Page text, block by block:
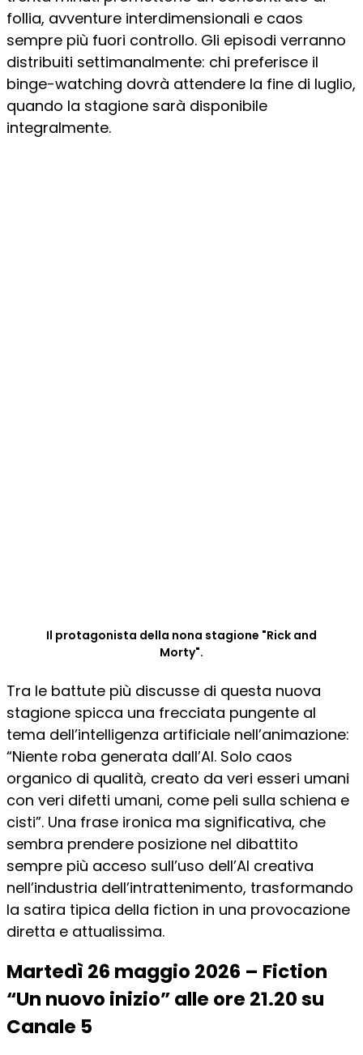
follia, avventure interdimensionali e caos
sempre più fuori controllo. Gli episodi verranno
distribuiti settimanalmente: chi preferisce il
binge-watching dovrà attendere la fine di luglio,
quando la stagione sarà disponibile
integralmente.
Il protagonista della nona stagione "Rick and
Morty".
Tra le battute più discusse di questa nuova
stagione spicca una frecciata pungente al
tema dell’intelligenza artificiale nell’animazione:
“Niente roba generata dall’AI. Solo caos
organico di qualità, creato da veri esseri umani
con veri difetti umani, come peli sulla schiena e
cisti”. Una frase ironica ma significativa, che
sembra prendere posizione nel dibattito
sempre più acceso sull’uso dell’AI creativa
nell’industria dell’intrattenimento, trasformando
la satira tipica della fiction in una provocazione
diretta e attualissima.
Martedì 26 maggio 2026 – Fiction
“Un nuovo inizio” alle ore 21.20 su
Canale 5